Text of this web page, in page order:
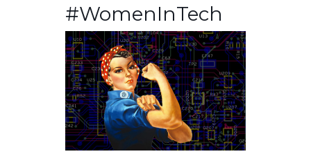
#WomenInTech